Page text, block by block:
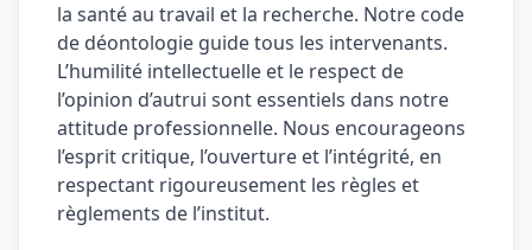
la santé au travail et la recherche. Notre code
de déontologie guide tous les intervenants.
L’humilité intellectuelle et le respect de
l’opinion d’autrui sont essentiels dans notre
attitude professionnelle. Nous encourageons
l’esprit critique, l’ouverture et l’intégrité, en
respectant rigoureusement les règles et
règlements de l’institut.